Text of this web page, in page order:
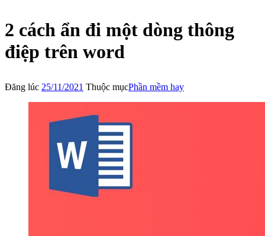
2 cách ẩn đi một dòng thông
điệp trên word
Đăng lúc 25/11/2021 Thuộc mụcPhần mềm hay